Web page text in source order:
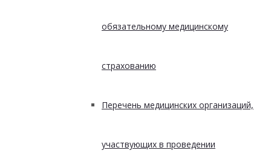
обязательному медицинскому
страхованию
Перечень медицинских организаций,
участвующих в проведении